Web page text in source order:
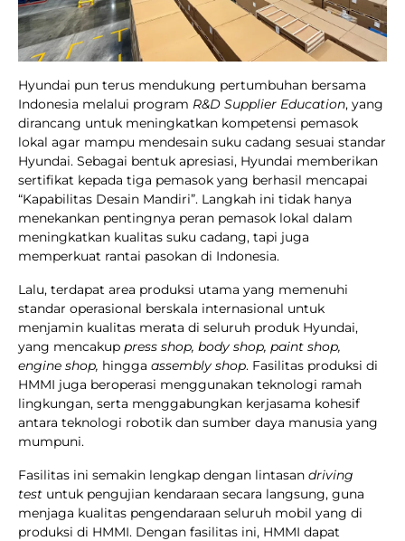
Hyundai pun terus mendukung pertumbuhan bersama
Indonesia melalui program R&D Supplier Education, yang
dirancang untuk meningkatkan kompetensi pemasok
lokal agar mampu mendesain suku cadang sesuai standar
Hyundai. Sebagai bentuk apresiasi, Hyundai memberikan
sertifikat kepada tiga pemasok yang berhasil mencapai
“Kapabilitas Desain Mandiri”. Langkah ini tidak hanya
menekankan pentingnya peran pemasok lokal dalam
meningkatkan kualitas suku cadang, tapi juga
memperkuat rantai pasokan di Indonesia.
Lalu, terdapat area produksi utama yang memenuhi
standar operasional berskala internasional untuk
menjamin kualitas merata di seluruh produk Hyundai,
yang mencakup press shop, body shop, paint shop,
engine shop, hingga assembly shop. Fasilitas produksi di
HMMI juga beroperasi menggunakan teknologi ramah
lingkungan, serta menggabungkan kerjasama kohesif
antara teknologi robotik dan sumber daya manusia yang
mumpuni.
Fasilitas ini semakin lengkap dengan lintasan driving
test untuk pengujian kendaraan secara langsung, guna
menjaga kualitas pengendaraan seluruh mobil yang di
produksi di HMMI. Dengan fasilitas ini, HMMI dapat